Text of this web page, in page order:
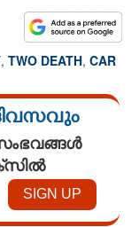
, TWO DEATH, CAR